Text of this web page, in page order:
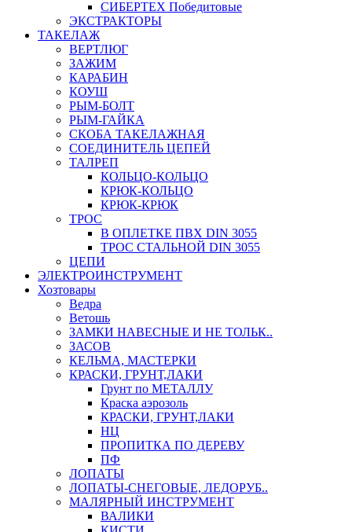
СИБЕРТЕХ Победитовые
ЭКСТРАКТОРЫ
ТАКЕЛАЖ
ВЕРТЛЮГ
ЗАЖИМ
КАРАБИН
КОУШ
РЫМ-БОЛТ
РЫМ-ГАЙКА
СКОБА ТАКЕЛАЖНАЯ
СОЕДИНИТЕЛЬ ЦЕПЕЙ
ТАЛРЕП
КОЛЬЦО-КОЛЬЦО
КРЮК-КОЛЬЦО
КРЮК-КРЮК
ТРОС
В ОПЛЕТКЕ ПВХ DIN 3055
ТРОС СТАЛЬНОЙ DIN 3055
ЦЕПИ
ЭЛЕКТРОИНСТРУМЕНТ
Хозтовары
Ведра
Ветошь
ЗАМКИ НАВЕСНЫЕ И НЕ ТОЛЬК..
ЗАСОВ
КЕЛЬМА, МАСТЕРКИ
КРАСКИ, ГРУНТ,ЛАКИ
Грунт по МЕТАЛЛУ
Краска аэрозоль
КРАСКИ, ГРУНТ,ЛАКИ
НЦ
ПРОПИТКА ПО ДЕРЕВУ
ПФ
ЛОПАТЫ
ЛОПАТЫ-СНЕГОВЫЕ, ЛЕДОРУБ..
МАЛЯРНЫЙ ИНСТРУМЕНТ
ВАЛИКИ